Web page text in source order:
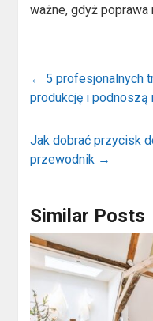
ważne, gdyż
← 5 profesjonalnych
produkcję i
Jak dobrać przycisk
przewodnik →
Similar Posts